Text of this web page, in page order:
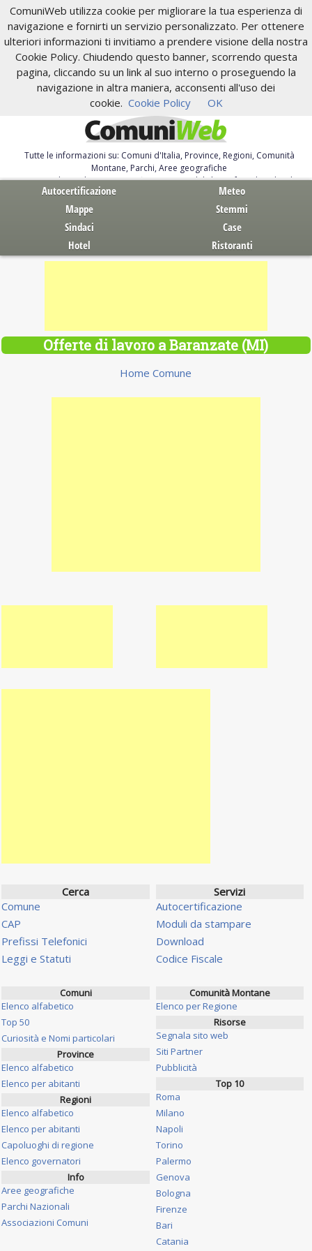
ComuniWeb utilizza cookie per migliorare la tua esperienza di
navigazione e fornirti un servizio personalizzato. Per ottenere
ulteriori informazioni ti invitiamo a prendere visione della nostra
Cookie Policy. Chiudendo questo banner, scorrendo questa
pagina, cliccando su un link al suo interno o proseguendo la
navigazione in altra maniera, acconsenti all'uso dei
cookie. Cookie Policy OK
Tutte le informazioni su: Comuni d'Italia, Province, Regioni, Comunità
Montane, Parchi, Aree geografiche
Servizi al Cittadino. Autocertificazione, moduli, leggi, free download
Autocertificazione
Meteo
Mappe
Stemmi
Sindaci
Case
Hotel
Ristoranti
Offerte di lavoro a Baranzate (MI)
Home Comune
Cerca
Comune
CAP
Prefissi Telefonici
Leggi e Statuti
Servizi
Autocertificazione
Moduli da stampare
Download
Codice Fiscale
Comuni
Elenco alfabetico
Top 50
Curiosità e Nomi particolari
Province
Elenco alfabetico
Elenco per abitanti
Regioni
Elenco alfabetico
Elenco per abitanti
Capoluoghi di regione
Elenco governatori
Info
Aree geografiche
Parchi Nazionali
Associazioni Comuni
Comunità Montane
Elenco per Regione
Risorse
Segnala sito web
Siti Partner
Pubblicità
Top 10
Roma
Milano
Napoli
Torino
Palermo
Genova
Bologna
Firenze
Bari
Catania